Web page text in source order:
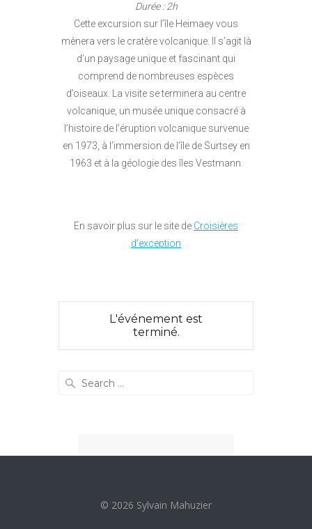
Durée : 2h
Cette excursion sur l’île Heimaey vous
mènera vers le cratère volcanique. Il s’agit là
d’un paysage unique et fascinant qui
comprend de nombreuses espèces
d’oiseaux. La visite se terminera au centre
volcanique, un musée unique consacré à
l’histoire de l’éruption volcanique survenue
en 1973, à l’immersion de l’île de Surtsey en
1963 et à la géologie des îles Vestmann.
En savoir plus sur le site de Croisières
d’exception
L'événement est
terminé.
© 2026 Sylvain Mahuzier